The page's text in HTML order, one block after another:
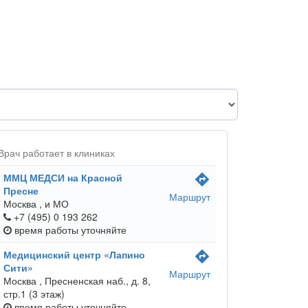
работает в клиниках
ММЦ МЕДСИ на Красной
Пресне
Москва , и МО
+7 (495) 0 193 262
время работы уточняйте
directions
Маршрут
Медицинский центр «Лапино
Сити»
Москва , Пресненская наб., д. 8,
стр.1 (3 этаж)
directions
Маршрут